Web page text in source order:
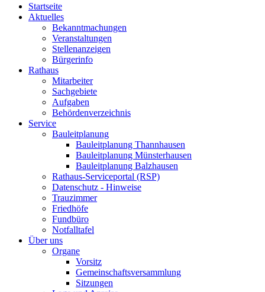
Startseite
Aktuelles
Bekanntmachungen
Veranstaltungen
Stellenanzeigen
Bürgerinfo
Rathaus
Mitarbeiter
Sachgebiete
Aufgaben
Behördenverzeichnis
Service
Bauleitplanung
Bauleitplanung Thannhausen
Bauleitplanung Münsterhausen
Bauleitplanung Balzhausen
Rathaus-Serviceportal (RSP)
Datenschutz - Hinweise
Trauzimmer
Friedhöfe
Fundbüro
Notfalltafel
Über uns
Organe
Vorsitz
Gemeinschaftsversammlung
Sitzungen